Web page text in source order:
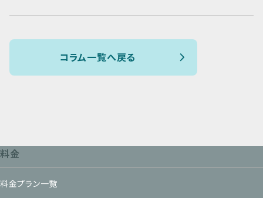
コラム一覧へ戻る
料金
料金プラン一覧